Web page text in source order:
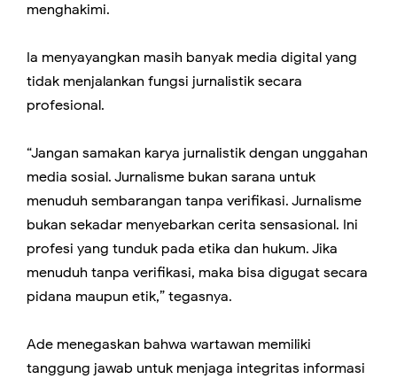
menghakimi.
Ia menyayangkan masih banyak media digital yang
tidak menjalankan fungsi jurnalistik secara
profesional.
“Jangan samakan karya jurnalistik dengan unggahan
media sosial. Jurnalisme bukan sarana untuk
menuduh sembarangan tanpa verifikasi. Jurnalisme
bukan sekadar menyebarkan cerita sensasional. Ini
profesi yang tunduk pada etika dan hukum. Jika
menuduh tanpa verifikasi, maka bisa digugat secara
pidana maupun etik,” tegasnya.
Ade menegaskan bahwa wartawan memiliki
tanggung jawab untuk menjaga integritas informasi